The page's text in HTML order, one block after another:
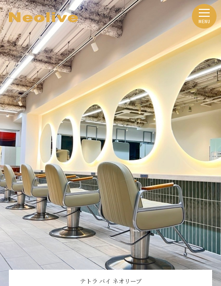
テトラ バイ ネオリーブ